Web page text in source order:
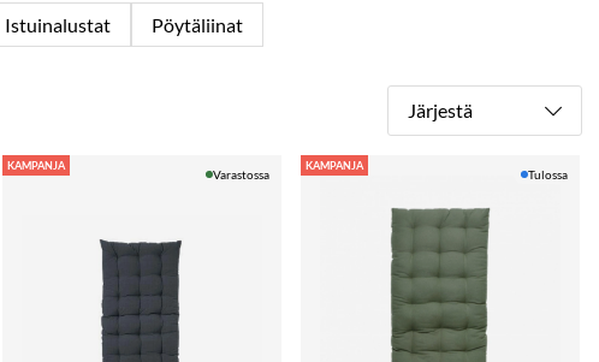
Istuinalustat Pöytäliinat
Järjestä
KAMPANJA
Varastossa
KAMPANJA
Tulossa